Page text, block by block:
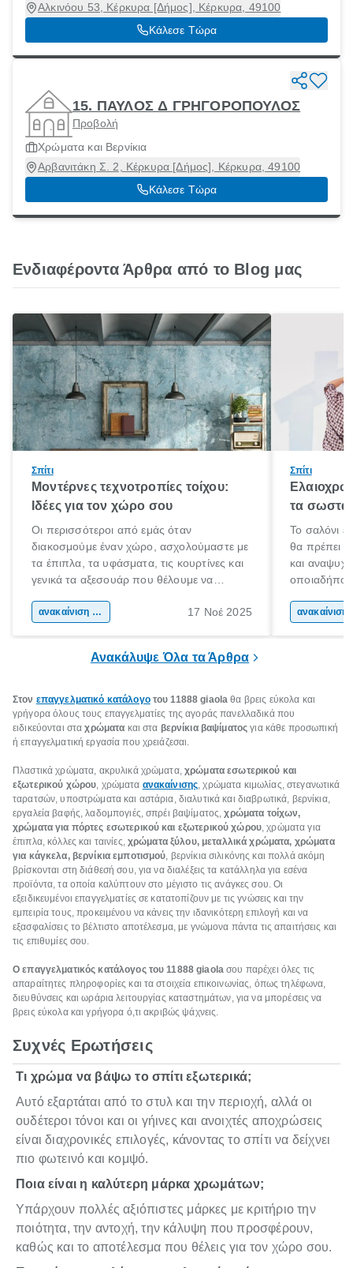
Αλκινόου 53, Κέρκυρα [Δήμος], Κέρκυρα, 49100
Κάλεσε Τώρα
15. ΠΑΥΛΟΣ Δ ΓΡΗΓΟΡΟΠΟΥΛΟΣ
Προβολή
Χρώματα και Βερνίκια
Αρβανιτάκη Σ. 2, Κέρκυρα [Δήμος], Κέρκυρα, 49100
Κάλεσε Τώρα
Ενδιαφέροντα Άρθρα από το Blog μας
Σπίτι
Μοντέρνες τεχνοτροπίες τοίχου:
Ιδέες για τον χώρο σου
Οι περισσότεροι από εμάς όταν
διακοσμούμε έναν χώρο, ασχολούμαστε με
τα έπιπλα, τα υφάσματα, τις κουρτίνες και
γενικά τα αξεσουάρ που θέλουμε να
πόσο πολύ επηρεάζουν οι τοίχοι τη
κάποιες έξυπνες ιδέες για τεχνοτροπίες
ανακαίνιση σπιτιού 17 Νοέ 2025
Σπίτι
τα σωστά
Το σαλόνι
θα πρέπει
και
διάθεση
Ανακάλυψε Όλα τα Άρθρα
Στον επαγγελματικό κατάλογοτου 11888 giaola θα βρεις εύκολα και
γρήγορα όλους τους επαγγελματίες της αγοράς πανελλαδικά που
ειδικεύονται σταχρώματα και στα βερνίκια βαψίματος για κάθε προσωπική
ή επαγγελματική εργασία που χρειάζεσαι.
Πλαστικά χρώματα, ακρυλικά χρώματα,χρώματα εσωτερικού και
εξωτερικού χώρου, χρώματα ανακαίνισης, χρώματα κιμωλίας, στεγανωτικά
ταρατσών, υποστρώματα και αστάρια, διαλυτικά και διαβρωτικά, βερνίκια,
εργαλεία βαφής, λαδομπογιές, σπρέι βαψίματος,χρώματα τοίχων,
χρώματα για πόρτες εσωτερικού και εξωτερικού χώρου, χρώματα για
έπιπλα, κόλλες και ταινίες, χρώματα ξύλου, μεταλλικά χρώματα, χρώματα
για κάγκελα, βερνίκια εμποτισμού, βερνίκια σιλικόνης και πολλά ακόμη
βρίσκονται στη διάθεσή σου, για να διαλέξεις τα κατάλληλα για εσένα
προϊόντα, τα οποία καλύπτουν στο μέγιστο τις ανάγκες σου. Οι
εξειδικευμένοι επαγγελματίες σε κατατοπίζουν με τις γνώσεις και την
εμπειρία τους, προκειμένου να κάνεις την ιδανικότερη επιλογή και να
εξασφαλίσεις το βέλτιστο αποτέλεσμα, με γνώμονα πάντα τις απαιτήσεις και
τις επιθυμίες σου.
Ο επαγγελματικός κατάλογος του 11888 giaola σου παρέχει όλες τις
απαραίτητες πληροφορίες και τα στοιχεία επικοινωνίας, όπως τηλέφωνα,
διευθύνσεις και ωράρια λειτουργίας καταστημάτων, για να μπορέσεις να
βρεις εύκολα και γρήγορα ό,τι ακριβώς ψάχνεις.
Συχνές Ερωτήσεις
Τι χρώμα να βάψω το σπίτι εξωτερικά;
Αυτό εξαρτάται από το στυλ και την περιοχή, αλλά οι
ουδέτεροι τόνοι και οι γήινες και ανοιχτές αποχρώσεις
είναι διαχρονικές επιλογές, κάνοντας το σπίτι να δείχνει
πιο φωτεινό και κομψό.
Ποια είναι η καλύτερη μάρκα χρωμάτων;
Υπάρχουν πολλές αξιόπιστες μάρκες με κριτήριο την
ποιότητα, την αντοχή, την κάλυψη που προσφέρουν,
καθώς και το αποτέλεσμα που θέλεις για τον χώρο σου.